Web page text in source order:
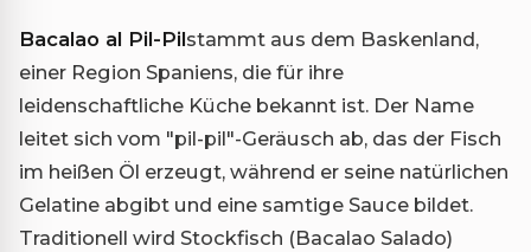
Bacalao al Pil-Pilstammt aus dem Baskenland,
einer Region Spaniens, die für ihre
leidenschaftliche Küche bekannt ist. Der Name
leitet sich vom "pil-pil"-Geräusch ab, das der Fisch
im heißen Öl erzeugt, während er seine natürlichen
Gelatine abgibt und eine samtige Sauce bildet.
Traditionell wird Stockfisch (Bacalao Salado)